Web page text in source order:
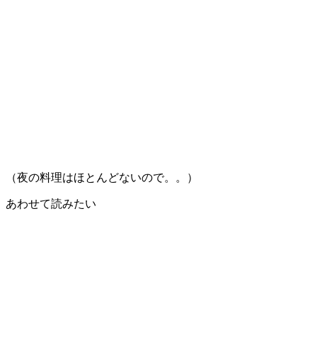
（夜の料理はほとんどないので。。）
あわせて読みたい